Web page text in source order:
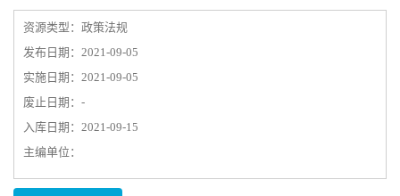
资源类型：政策法规
发布日期：2021-09-05
实施日期：2021-09-05
废止日期：-
入库日期：2021-09-15
主编单位：